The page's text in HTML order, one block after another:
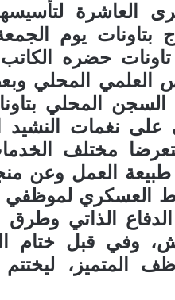
العاشرة
حضره
العلمي المحلي
المحلي
على نغمات
مختلف
العمل وعن
العسكري
الذاتي وطرق
وفي قبل
المتميز،